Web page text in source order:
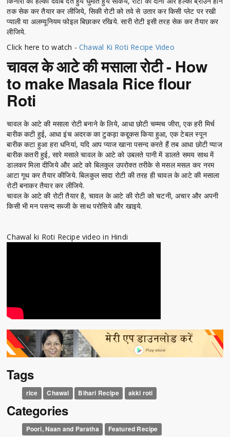
तक सेक कर तैयार कर लीजिये, सिकी रोटी को तवे से उतार कर किसी प्लेट पर रखी
प्याली या अलम्यूनियम फोइल बिछाकर रखिये. सारी रोटी इसी तरह सेक कर तैयार कर
लीजिये.
Click here to watch -Chawal Ki Roti Recipe Video
चावल के आटे की मसाला रोटी - How
to make Masala Rice flour
Roti
चावल के आटे की मसाला रोटी बनाने के लिये, आधा छोटी चम्मच जीरा, एक हरी मिर्च
बारीक कटी हुई, आधा इंच अदरक का टुकड़ा कद्दूकस किया हुआ, एक टेबल स्पून
बारीक कटा हुआ हरा धनियां, यदि आप प्याज खाना पसन्द करते हैं तब आधा छोटी प्याज
बारीक कतरी हुई, सारे मसाले चावल के आटे को उबलते पानी में डालते समय साथ में
डालकर मिला दीजिये और आटे को बिलकुल उपरोक्त तरीके से मसल मसल कर नरम
आटा गूथ कर तैयार कीजिये. बिलकुल सादा रोटी की तरह ही चावल के आटे की मसाला
रोटी बनाकर तैयार कर लीजिये.
चावल के आटे की रोटी तैयार है, चावल के आटे की रोटी को चटनी, अचार और अपनी
किसी भी मन पसन्द सब्जी के साथ परोसिये और खाइये.
Chawal ki Roti Recipe video in Hindi
Tags
rice Chawal Bihari Recipe akki roti
Categories
Poori, Naan and Paratha Featured Recipe